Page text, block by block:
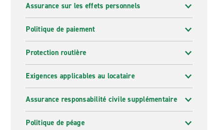
Assurance sur les effets personnels
Politique de paiement
Protection routière
Exigences applicables au locataire
Assurance responsabilité civile supplémentaire
Politique de péage